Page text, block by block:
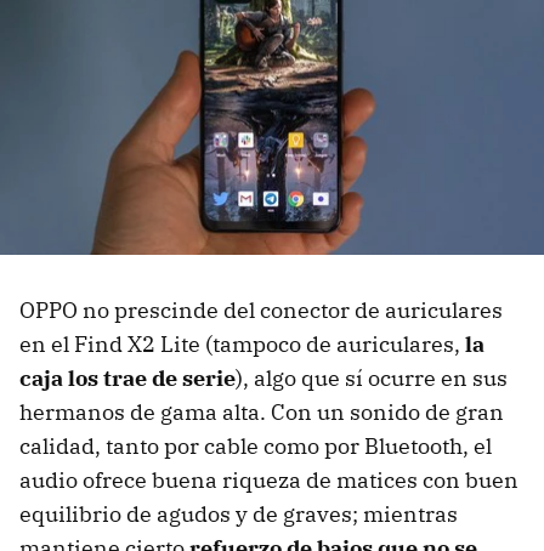
OPPO no prescinde del conector de auriculares
en el Find X2 Lite (tampoco de auriculares, la
caja los trae de serie), algo que sí ocurre en sus
hermanos de gama alta. Con un sonido de gran
calidad, tanto por cable como por Bluetooth, el
audio ofrece buena riqueza de matices con buen
equilibrio de agudos y de graves; mientras